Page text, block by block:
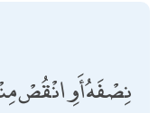
نِصْفَهُ أَوِ انْقُصْ